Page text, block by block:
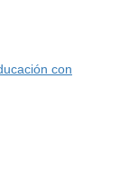
con